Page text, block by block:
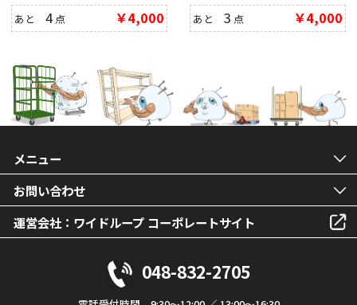
あと4点 ￥4,000
あと3 点 ￥4,000
メニュー
お問い合わせ
運営会社：ワイドループ コーポレートサイト
048-832-2705